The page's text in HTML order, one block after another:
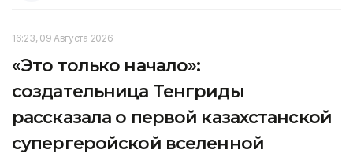
16:23, 09 Августа 2026
«Это только начало»:
создательница Тенгриды
рассказала о первой казахстанской
супергеройской вселенной